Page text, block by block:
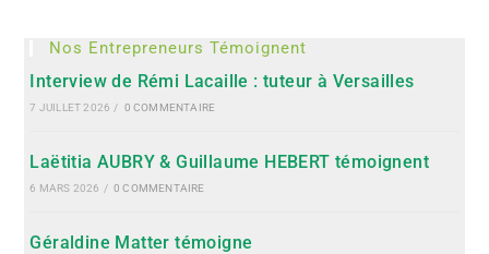
Nos Entrepreneurs Témoignent
Interview de Rémi Lacaille : tuteur à Versailles
7 JUILLET 2026 / 0 COMMENTAIRE
Laëtitia AUBRY & Guillaume HEBERT témoignent
6 MARS 2026 / 0 COMMENTAIRE
Géraldine Matter témoigne